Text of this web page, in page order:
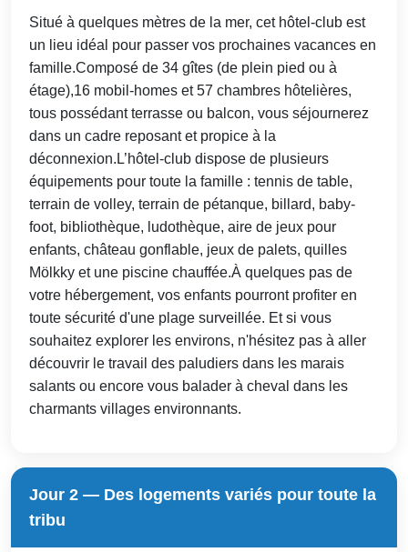
Situé à quelques mètres de la mer, cet hôtel-club est
un lieu idéal pour passer vos prochaines vacances en
famille.Composé de 34 gîtes (de plein pied ou à
étage),16 mobil-homes et 57 chambres hôtelières,
tous possédant terrasse ou balcon, vous séjournerez
dans un cadre reposant et propice à la
déconnexion.L’hôtel-club dispose de plusieurs
équipements pour toute la famille : tennis de table,
terrain de volley, terrain de pétanque, billard, baby-
foot, bibliothèque, ludothèque, aire de jeux pour
enfants, château gonflable, jeux de palets, quilles
Mölkky et une piscine chauffée.À quelques pas de
votre hébergement, vos enfants pourront profiter en
toute sécurité d'une plage surveillée. Et si vous
souhaitez explorer les environs, n'hésitez pas à aller
découvrir le travail des paludiers dans les marais
salants ou encore vous balader à cheval dans les
charmants villages environnants.
Jour 2 — Des logements variés pour toute la
tribu